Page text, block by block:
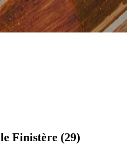
Finistère (29)